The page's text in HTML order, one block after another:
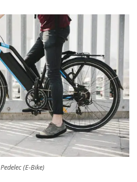
Pedelec (E-Bike)